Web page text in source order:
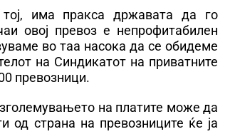
има пракса државата да го
овој превоз е непрофитабилен
во таа насока да се обидеме
на Синдикатот на приватните
превозници.
на платите може да
од страна на превозниците ќе ја